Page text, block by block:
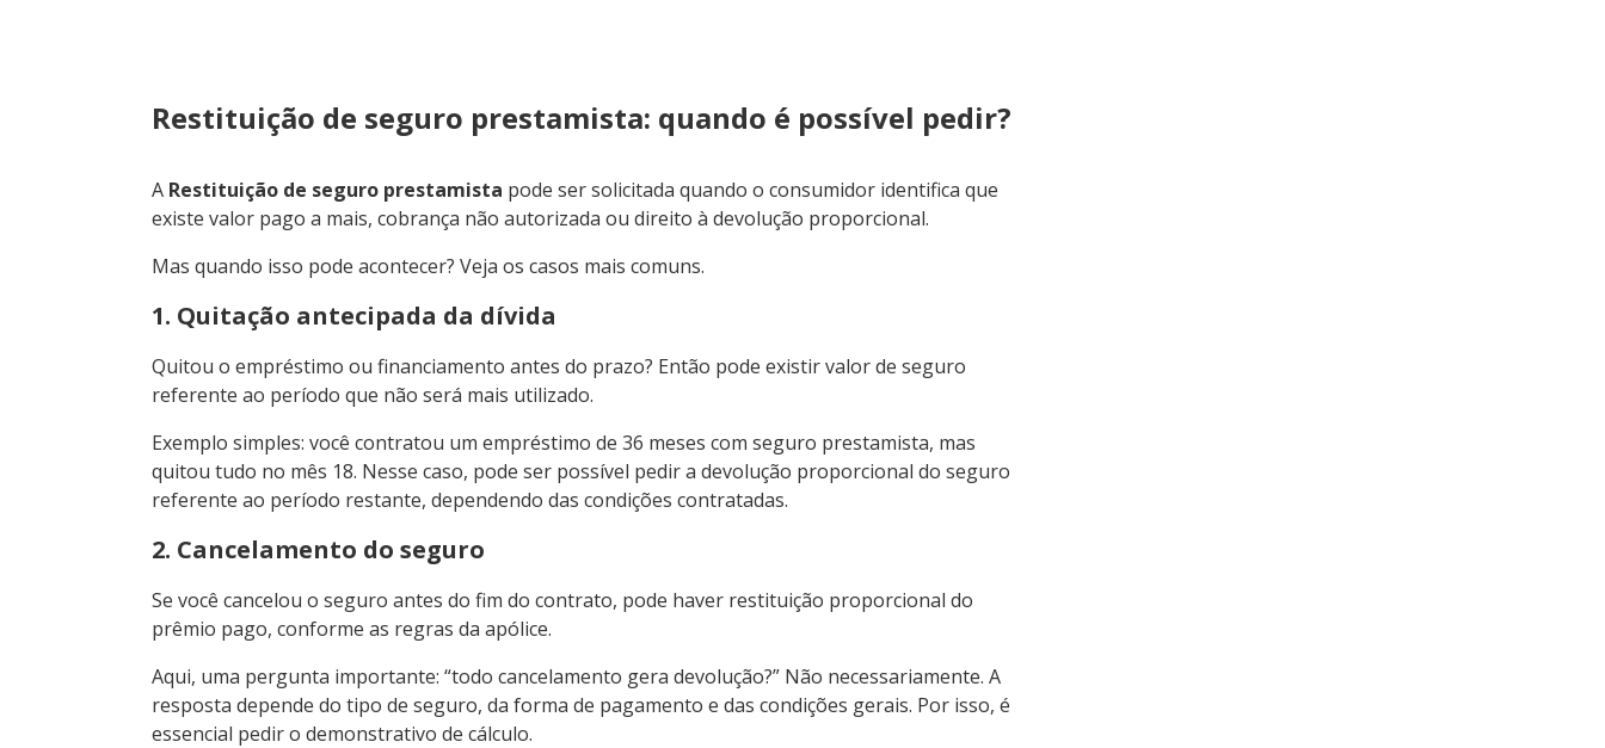
Restituição de seguro prestamista: quando é possível pedir?
A Restituição de seguro prestamista pode ser solicitada quando o consumidor identifica que
existe valor pago a mais, cobrança não autorizada ou direito à devolução proporcional.
Mas quando isso pode acontecer? Veja os casos mais comuns.
1. Quitação antecipada da dívida
Quitou o empréstimo ou financiamento antes do prazo? Então pode existir valor de seguro
referente ao período que não será mais utilizado.
Exemplo simples: você contratou um empréstimo de 36 meses com seguro prestamista, mas
quitou tudo no mês 18. Nesse caso, pode ser possível pedir a devolução proporcional do seguro
referente ao período restante, dependendo das condições contratadas.
2. Cancelamento do seguro
Se você cancelou o seguro antes do fim do contrato, pode haver restituição proporcional do
prêmio pago, conforme as regras da apólice.
Aqui, uma pergunta importante: “todo cancelamento gera devolução?” Não necessariamente. A
resposta depende do tipo de seguro, da forma de pagamento e das condições gerais. Por isso, é
essencial pedir o demonstrativo de cálculo.